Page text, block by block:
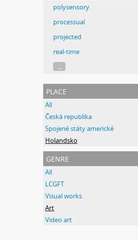
polysensory
processual
projected
real-time
...
place
All
Česká republika
Spojené státy americké
Holandsko
genre
All
LCGFT
Visual works
Art
Video art